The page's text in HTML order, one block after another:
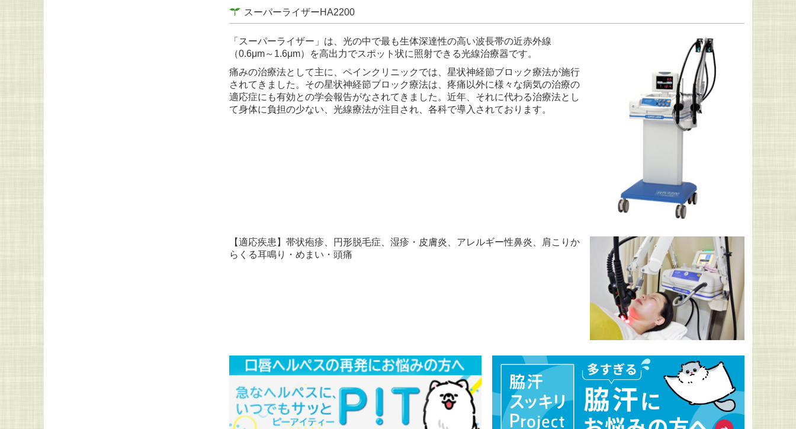
スーパーライザーHA2200
「スーパーライザー」は、光の中で最も生体深達性の高い波長帯の近赤外線
（0.6μm～1.6μm）を高出力でスポット状に照射できる光線治療器です。
痛みの治療法として主に、ペインクリニックでは、星状神経節ブロック療法が施行
されてきました。その星状神経節ブロック療法は、疼痛以外に様々な病気の治療の
適応症にも有効との学会報告がなされてきました。近年、それに代わる治療法とし
て身体に負担の少ない、光線療法が注目され、各科で導入されております。
【適応疾患】帯状疱疹、円形脱毛症、湿疹・皮膚炎、アレルギー性鼻炎、肩こりか
らくる耳鳴り・めまい・頭痛